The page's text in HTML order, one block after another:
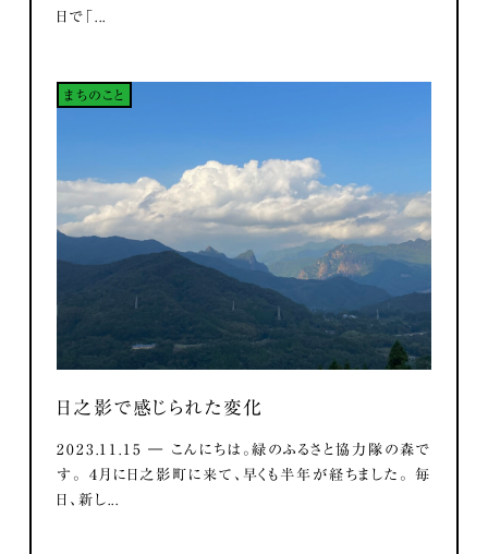
日で「...
まちのこと
日之影で感じられた変化
2023.11.15 ― こんにちは。緑のふるさと協力隊の森で
す。 ４月に日之影町に来て、早くも半年が経ちました。 毎
日、新し...